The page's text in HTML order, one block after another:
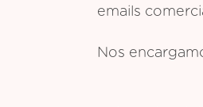
emails
Nos